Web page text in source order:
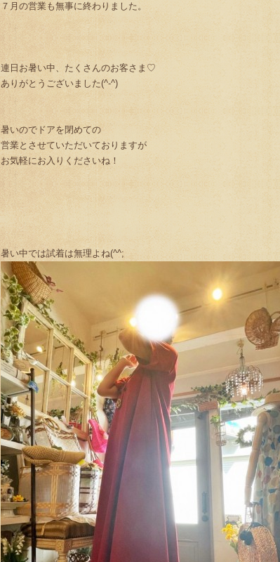
７月の営業も無事に終わりました。
連日お暑い中、たくさんのお客さま♡
ありがとうございました(^-^)
暑いのでドアを閉めての
営業とさせていただいておりますが
お気軽にお入りくださいね！
暑い中では試着は無理よね(^^;